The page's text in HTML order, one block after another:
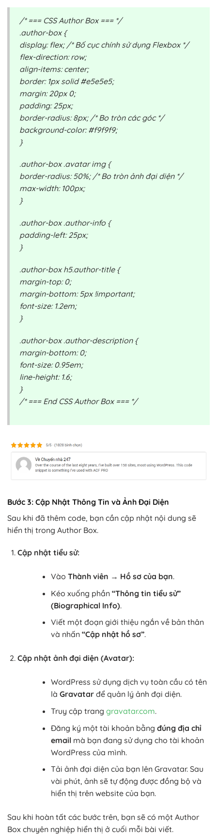
/* === CSS Author Box === */
.author-box {
display: flex; /* Bố cục chính sử dụng Flexbox */
flex-direction: row;
align-items: center;
border: 1px solid #e5e5e5;
margin: 20px 0;
padding: 25px;
border-radius: 8px; /* Bo tròn các góc */
background-color: #f9f9f9;
}
.author-box .avatar img {
border-radius: 50%; /* Bo tròn ảnh đại diện */
max-width: 100px;
}
.author-box .author-info {
padding-left: 25px;
}
.author-box h5.author-title {
margin-top: 0;
margin-bottom: 5px !important;
font-size: 1.2em;
}
.author-box .author-description {
margin-bottom: 0;
font-size: 0.95em;
line-height: 1.6;
}
/* === End CSS Author Box === */
Bước 3: Cập Nhật Thông Tin và Ảnh Đại Diện
Sau khi đã thêm code, bạn cần cập nhật nội dung sẽ
hiển thị trong Author Box.
Cập nhật tiểu sử:
Vào Thành viên → Hồ sơ của bạn.
Kéo xuống phần “Thông tin tiểu sử”
(Biographical Info).
Viết một đoạn giới thiệu ngắn về bản thân
và nhấn “Cập nhật hồ sơ”.
Cập nhật ảnh đại diện (Avatar):
WordPress sử dụng dịch vụ toàn cầu có tên
là Gravatarđể quản lý ảnh đại diện.
Truy cập trang gravatar.com.
Đăng ký một tài khoản bằng đúng địa chỉ
emailmà bạn đang sử dụng cho tài khoản
WordPress của mình.
Tải ảnh đại diện của bạn lên Gravatar. Sau
vài phút, ảnh sẽ tự động được đồng bộ và
hiển thị trên website của bạn.
Sau khi hoàn tất các bước trên, bạn sẽ có một Author
Box chuyên nghiệp hiển thị ở cuối mỗi bài viết.